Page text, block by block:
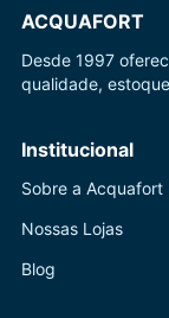
ACQUAFORT
Desde 1997
qualidade,
Institucional
Sobre a Acquafort
Nossas Lojas
Blog